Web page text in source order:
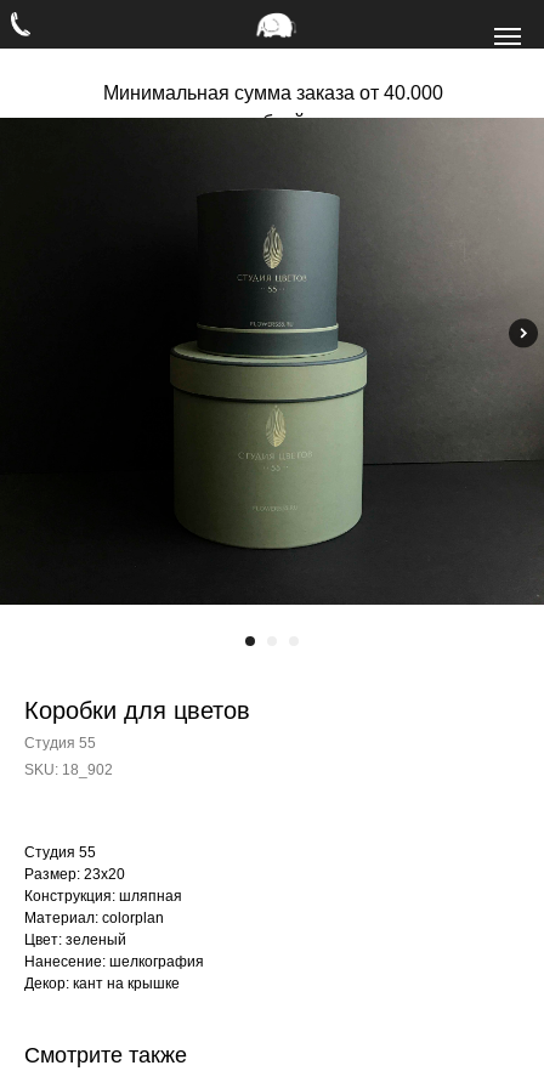
Минимальная сумма заказа от 40.000
рублей
Коробки для цветов
Студия 55
SKU: 18_902
Студия 55
Размер: 23x20
Конструкция: шляпная
Материал: colorplan
Цвет: зеленый
Нанесение: шелкография
Декор: кант на крышке
Смотрите также